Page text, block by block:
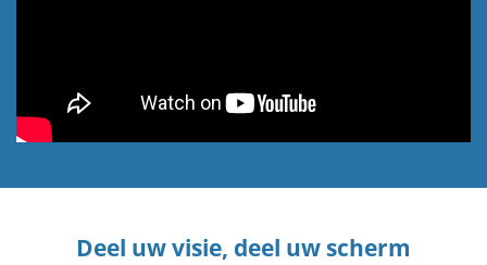
Deel uw visie, deel uw scherm